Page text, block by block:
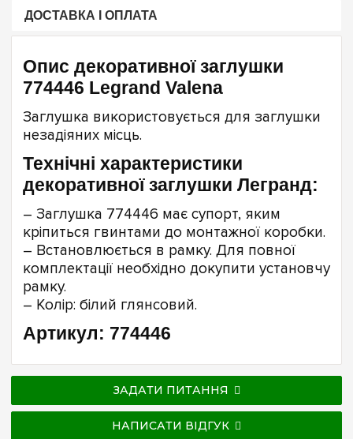
ДОСТАВКА І ОПЛАТА
Опис декоративної заглушки
774446 Legrand Valena
Заглушка використовується для заглушки
незадіяних місць.
Технічні характеристики
декоративної заглушки Легранд:
– Заглушка 774446 має супорт, яким
кріпиться гвинтами до монтажної коробки.
– Встановлюється в рамку. Для повної
комплектації необхідно докупити установчу
рамку.
– Колір: білий глянсовий.
Артикул: 774446
ЗАДАТИ ПИТАННЯ
НАПИСАТИ ВІДГУК